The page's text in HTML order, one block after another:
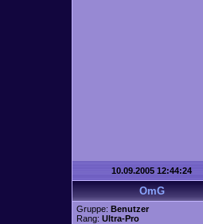
10.09.2005 12:44:24
OmG
Gruppe: Benutzer
Rang: Ultra-Pro